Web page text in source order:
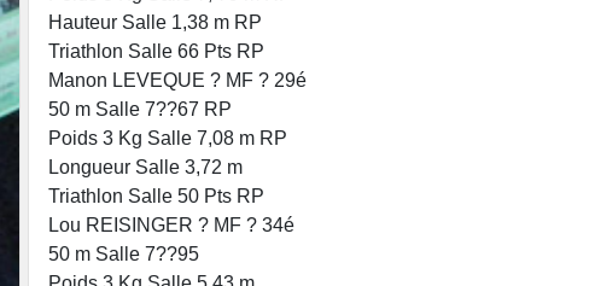
Hauteur Salle 1,38 m RP
Triathlon Salle 66 Pts RP
Manon LEVEQUE ? MF ? 29é
50 m Salle 7??67 RP
Poids 3 Kg Salle 7,08 m RP
Longueur Salle 3,72 m
Triathlon Salle 50 Pts RP
Lou REISINGER ? MF ? 34é
50 m Salle 7??95